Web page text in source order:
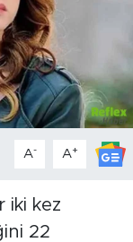
A- A+
iki kez
22